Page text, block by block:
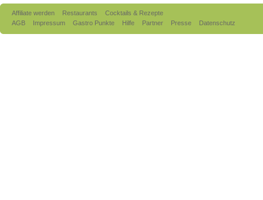
Affiliate werden Restaurants
Cocktails & Rezepte
AGB
Impressum Gastro Punkte Hilfe Partner Presse Datenschutz